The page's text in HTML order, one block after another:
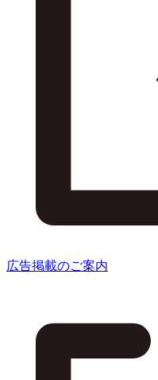
広告掲載のご案内